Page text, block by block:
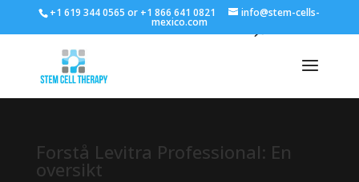
+1 619 344 0565 or +1 866 641 0821 info@stem-cells-
mexico.com
Forstå Levitra Professional: En
oversikt